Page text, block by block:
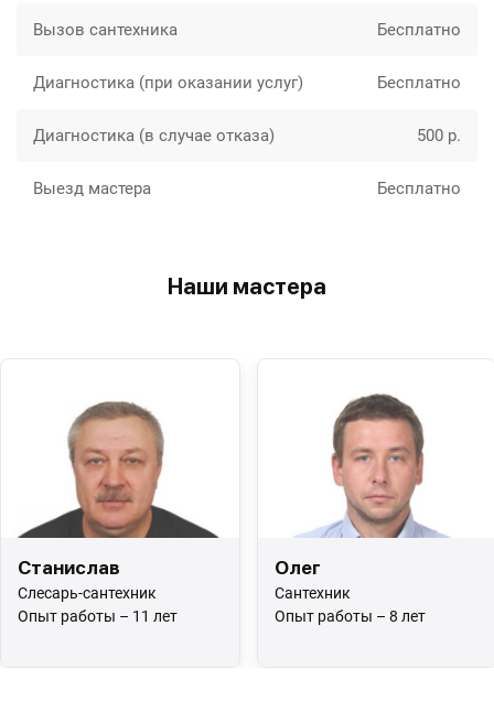
Вызов сантехника Бесплатно
Диагностика (при оказании услуг) Бесплатно
Диагностика (в случае отказа) 500 р.
Выезд мастера Бесплатно
Наши мастера
Станислав
Слесарь-сантехник
Опыт работы – 11 лет
Олег
Сантехник
Опыт работы – 8 лет